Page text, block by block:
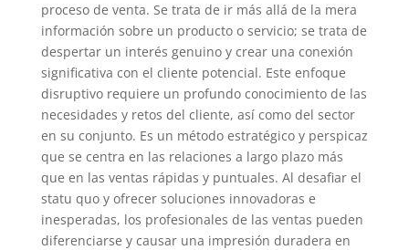
proceso de venta. Se trata de ir más allá de la mera
información sobre un producto o servicio; se trata de
despertar un interés genuino y crear una conexión
significativa con el cliente potencial. Este enfoque
disruptivo requiere un profundo conocimiento de las
necesidades y retos del cliente, así como del sector
en su conjunto. Es un método estratégico y perspicaz
que se centra en las relaciones a largo plazo más
que en las ventas rápidas y puntuales. Al desafiar el
statu quo y ofrecer soluciones innovadoras e
inesperadas, los profesionales de las ventas pueden
diferenciarse y causar una impresión duradera en